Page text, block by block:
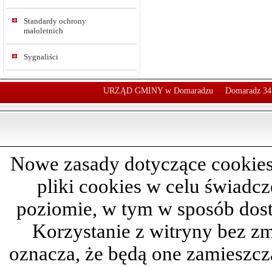
Standardy ochrony
małoletnich
Sygnaliści
URZĄD GMINY w Domaradzu Domaradz
Nowe zasady dotyczące
pliki cookies w celu
poziomie, w tym w sposób
Korzystanie z witryny bez
oznacza, że będą one